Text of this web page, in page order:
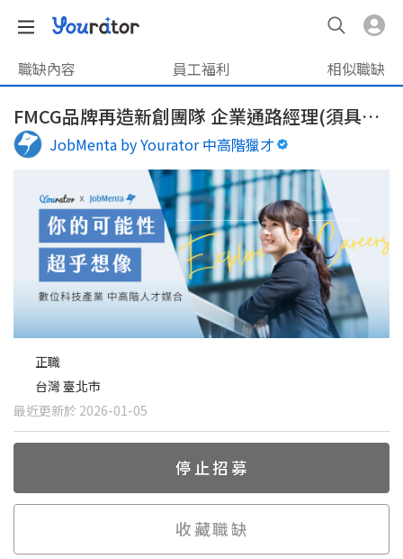
職缺內容 員工福利 相似職缺
FMCG品牌再造新創團隊 企業通路經理(須具B2B開發經驗!)
JobMenta by Yourator 中高階獵才
正職
台灣 臺北市
最近更新於 2026-01-05
停止招募
收藏職缺